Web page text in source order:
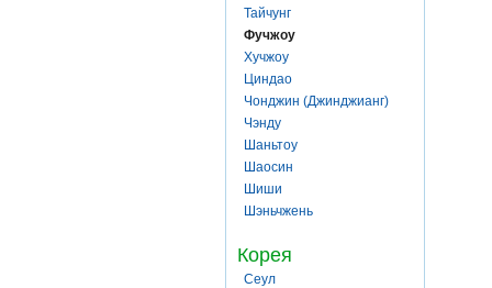
Тайчунг
Фучжоу
Хучжоу
Циндао
Чонджин (Джинджианг)
Чэнду
Шаньтоу
Шаосин
Шиши
Шэньчжень
Корея
Сеул